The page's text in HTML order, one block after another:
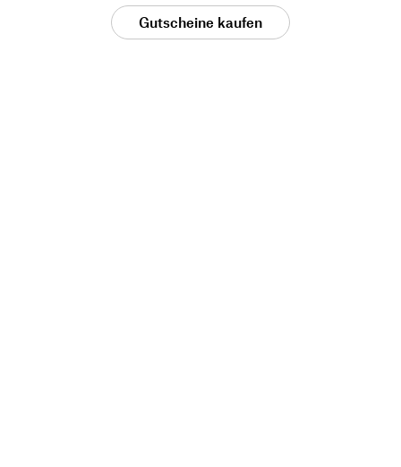
Gutscheine kaufen